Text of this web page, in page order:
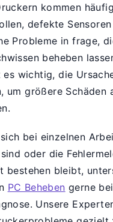
kommen
defekte
Probleme in frage,
beheben
es wichtig, die
um größere Schäden
bei einzelnen
oder die
bestehen bleibt,
PC Beheben gerne
Unsere